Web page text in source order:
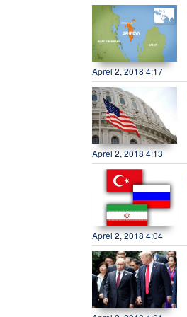
Aprel 2, 2018 4:17
Aprel 2, 2018 4:13
Aprel 2, 2018 4:04